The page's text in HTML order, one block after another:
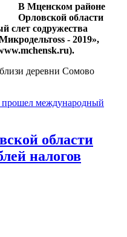
В Мценском районе
Орловской области
слет содружества
- 2019»,
деревни Сомово
международный
области
налогов